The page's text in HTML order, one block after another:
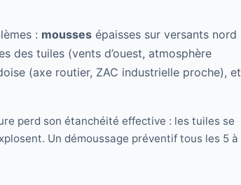
: mousses épaisses sur versants nord
des tuiles (vents d’ouest, atmosphère
(axe routier, ZAC industrielle proche), et
perd son étanchéité effective : les tuiles se
Un démoussage préventif tous les 5 à